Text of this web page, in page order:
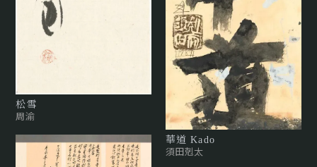
松雪
周渝
華道 Kado
須田剋太